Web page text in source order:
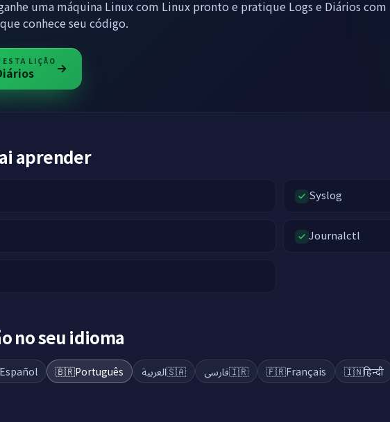
uma máquina Linux com Linux pronto e pratique Logs e Diários com
conhece seu código.
ESTA LIÇÃO
aprender
Syslog
Journalctl
no seu idioma
Español 🇧🇷Português 🇸🇦العربية 🇮🇷فارسی 🇫🇷Français 🇮🇳हिन्दी